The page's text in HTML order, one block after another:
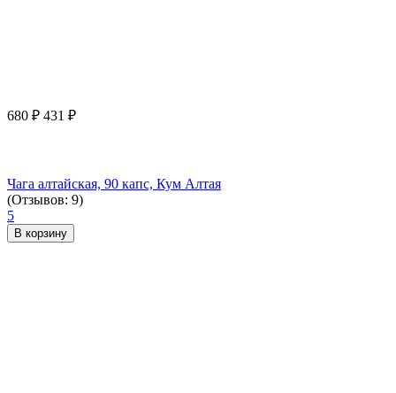
680 ₽ 431 ₽
Чага алтайская, 90 капс, Кум Алтая
(Отзывов: 9)
5
В корзину